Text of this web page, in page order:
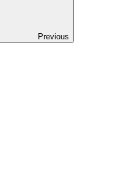
Previous